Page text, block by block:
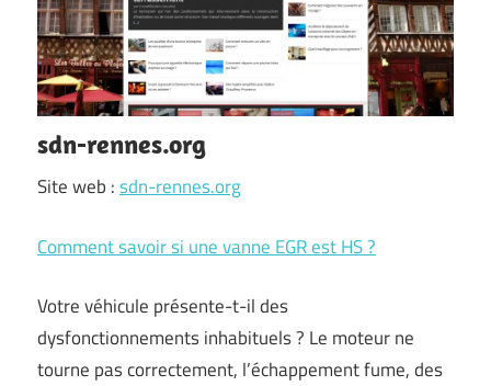
sdn-rennes.org
Site web :sdn-rennes.org
Comment savoir si une vanne EGR est HS ?
Votre véhicule présente-t-il des
dysfonctionnements inhabituels ? Le moteur ne
tourne pas correctement, l’échappement fume, des